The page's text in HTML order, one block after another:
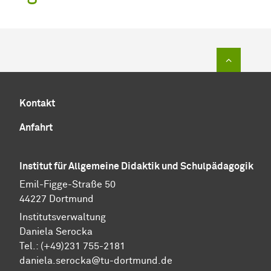
Kontakt
Anfahrt
Institut für Allgemeine Didaktik und Schulpädagogik
Emil-Figge-Straße 50
44227 Dortmund
Institutsverwaltung
Daniela Serocka
Tel.: (+49)231 755-2181
​​​​​​​daniela.serocka@tu-dortmund.de